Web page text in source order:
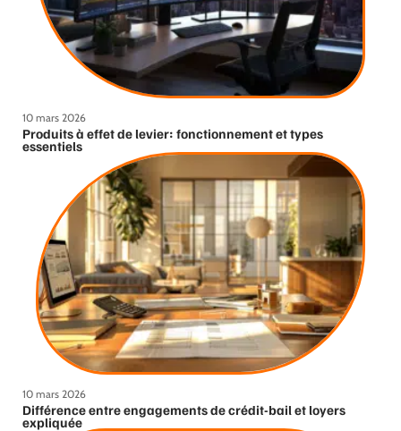
10 mars 2026
Produits à effet de levier: fonctionnement et types
essentiels
10 mars 2026
Différence entre engagements de crédit-bail et loyers
expliquée